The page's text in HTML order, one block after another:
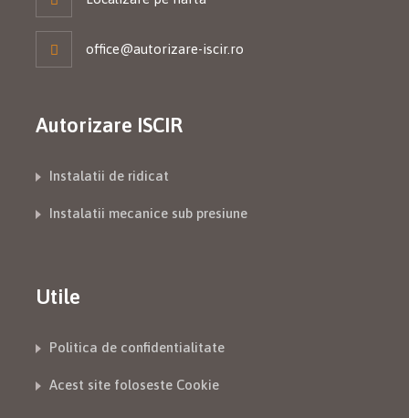
office@autorizare-iscir.ro
Autorizare ISCIR
Instalatii de ridicat
Instalatii mecanice sub presiune
Utile
Politica de confidentialitate
Acest site foloseste Cookie